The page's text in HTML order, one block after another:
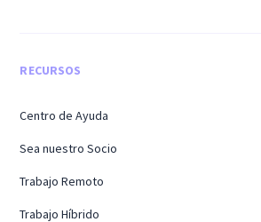
RECURSOS
Centro de Ayuda
Sea nuestro Socio
Trabajo Remoto
Trabajo Híbrido